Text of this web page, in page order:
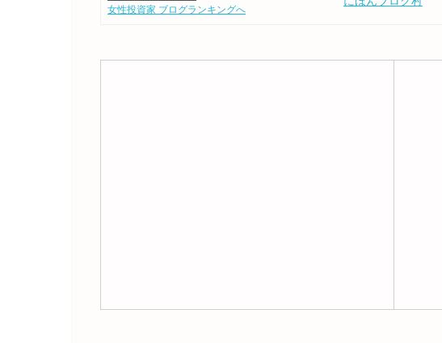
女性投資家 ブログランキングへ